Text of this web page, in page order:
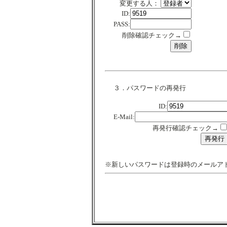
変更する人：
ID:
PASS:
削除確認チェック→
３．パスワードの再発行
ID:
E-Mail:
再発行確認チェック→
※新しいパスワードは登録時のメールア